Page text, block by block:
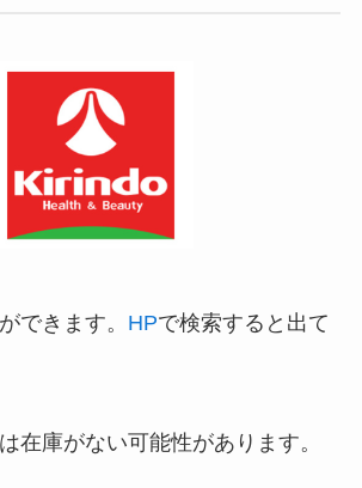
できます。 HPで検索すると出て
在庫がない可能性があります。